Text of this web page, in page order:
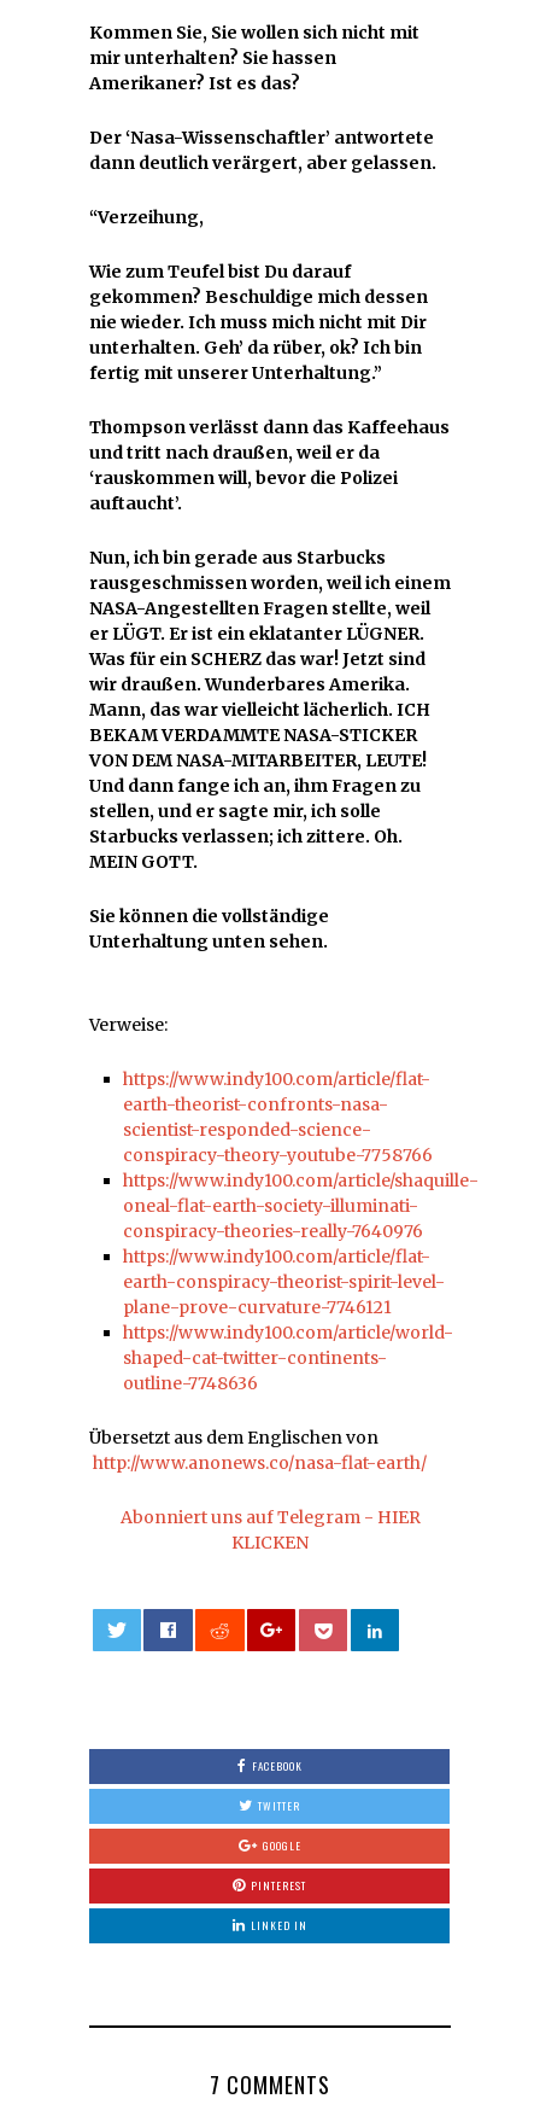
Kommen Sie, Sie wollen sich nicht mit
mir unterhalten? Sie hassen
Amerikaner? Ist es das?
Der ‘Nasa-Wissenschaftler’ antwortete
dann deutlich verärgert, aber gelassen.
“Verzeihung,
Wie zum Teufel bist Du darauf
gekommen? Beschuldige mich dessen
nie wieder. Ich muss mich nicht mit Dir
unterhalten. Geh’ da rüber, ok? Ich bin
fertig mit unserer Unterhaltung.”
Thompson verlässt dann das Kaffeehaus
und tritt nach draußen, weil er da
‘rauskommen will, bevor die Polizei
auftaucht’.
Nun, ich bin gerade aus Starbucks
rausgeschmissen worden, weil ich einem
NASA-Angestellten Fragen stellte, weil
er LÜGT. Er ist ein eklatanter LÜGNER.
Was für ein SCHERZ das war! Jetzt sind
wir draußen. Wunderbares Amerika.
Mann, das war vielleicht lächerlich. ICH
BEKAM VERDAMMTE NASA-STICKER
VON DEM NASA-MITARBEITER, LEUTE!
Und dann fange ich an, ihm Fragen zu
stellen, und er sagte mir, ich solle
Starbucks verlassen; ich zittere. Oh.
MEIN GOTT.
Sie können die vollständige
Unterhaltung unten sehen.
Verweise:
https://www.indy100.com/article/flat-
earth-theorist-confronts-nasa-
scientist-responded-science-
conspiracy-theory-youtube-7758766
https://www.indy100.com/article/shaquille-
oneal-flat-earth-society-illuminati-
conspiracy-theories-really-7640976
https://www.indy100.com/article/flat-
earth-conspiracy-theorist-spirit-level-
plane-prove-curvature-7746121
https://www.indy100.com/article/world-
shaped-cat-twitter-continents-
outline-7748636
Übersetzt aus dem Englischen von
http://www.anonews.co/nasa-flat-earth/
Abonniert uns auf Telegram - HIER
KLICKEN
FACEBOOK
TWITTER
GOOGLE
PINTEREST
LINKED IN
7 COMMENTS